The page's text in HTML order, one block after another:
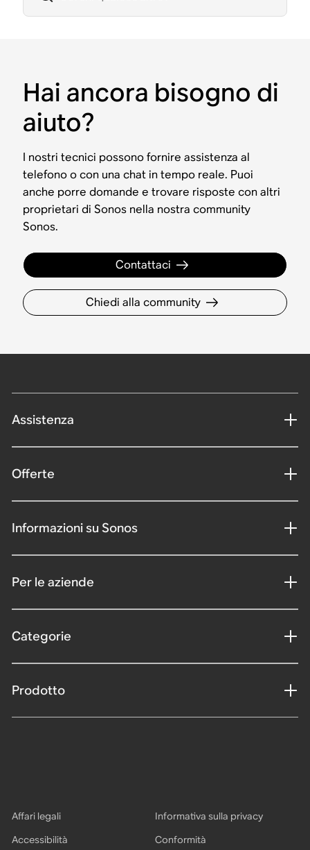
Hai ancora bisogno di
aiuto?
I nostri tecnici possono fornire assistenza al
telefono o con una chat in tempo reale. Puoi
anche porre domande e trovare risposte con altri
proprietari di Sonos nella nostra community
Sonos.
Contattaci
Chiedi alla community
Assistenza
Offerte
Informazioni su Sonos
Per le aziende
Categorie
Prodotto
Affari legali
Informativa sulla privacy
Accessibilità
Conformità